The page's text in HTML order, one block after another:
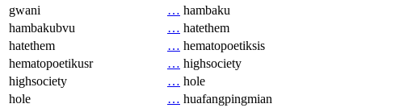
gwani
… hambaku
hambakubvu
… hatethem
hatethem
… hematopoetiksis
hematopoetikusr
… highsociety
highsociety
… hole
hole
… huafangpingmian